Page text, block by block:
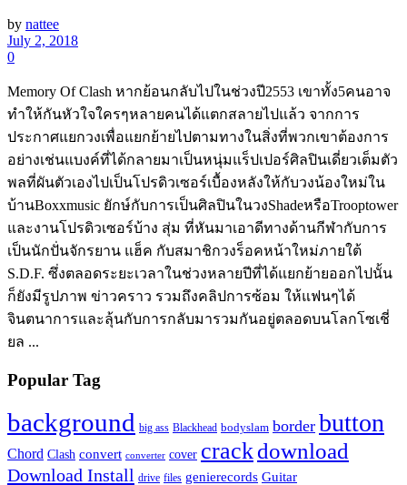
by nattee
July 2, 2018
0
Memory Of Clash หากย้อนกลับไปในช่วงปี2553 เขาทั้ง5คนอาจ
ทำให้กันหัวใจใครๆหลายคนได้แตกสลายไปแล้ว จากการ
ประกาศแยกวงเพื่อแยกย้ายไปตามทางในสิ่งที่พวกเขาต้องการ
อย่างเช่นแบงค์ที่ได้กลายมาเป็นหนุ่มแร็ปเปอร์ศิลปินเดี่ยวเต็มตัว
พลที่ผันตัวเองไปเป็นโปรดิวเซอร์เบื้องหลังให้กับวงน้องใหม่ใน
บ้านBoxxmusic ยักษ์กับการเป็นศิลปินในวงShadeหรือTrooptower
และงานโปรดิวเซอร์บ้าง สุ่ม ที่หันมาเอาดีทางด้านกีฬากับการ
เป็นนักปั่นจักรยาน แฮ็ค กับสมาชิกวงร็อคหน้าใหม่ภายใต้
S.D.F. ซึ่งตลอดระยะเวลาในช่วงหลายปีที่ได้แยกย้ายออกไปนั้น
ก็ยังมีรูปภาพ ข่าวคราว รวมถึงคลิปการซ้อม ให้แฟนๆได้
จินตนาการและลุ้นกับการกลับมารวมกันอยู่ตลอดบนโลกโซเชี่
ยล ...
Popular Tag
background big ass Blackhead bodyslam border button
Chord Clash convert converter cover crackdownload
Download Install drive files genierecords Guitar